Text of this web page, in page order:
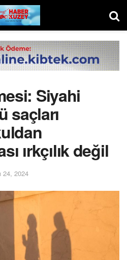
Siyahi
saçları
ırkçılık değil
24, 2024